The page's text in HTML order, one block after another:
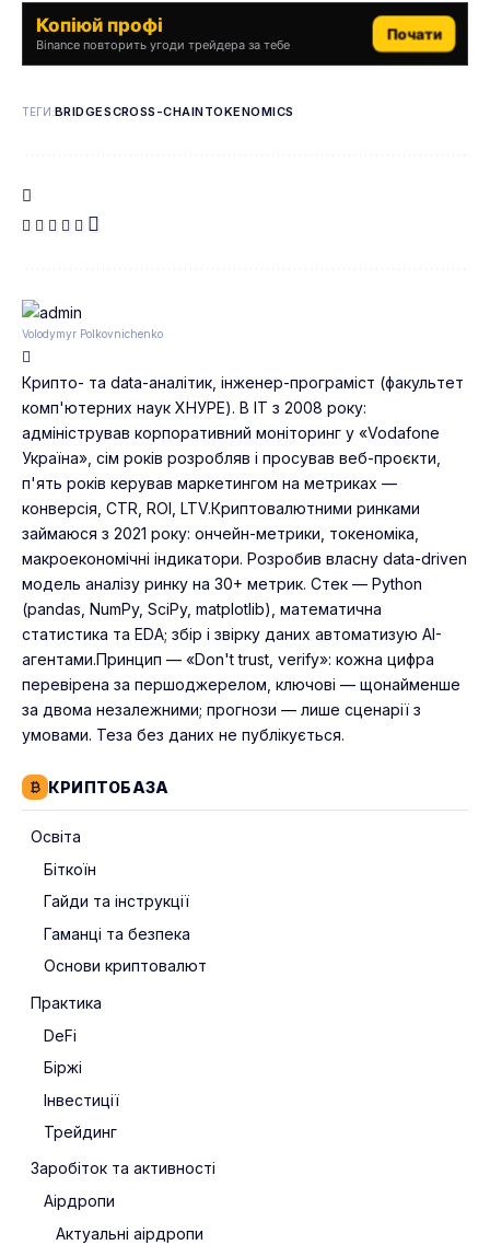
Копіюй профі
Binance повторить угоди трейдера за тебе
Почати
ТЕГИ:BRIDGESCROSS-CHAINTOKENOMICS
Volodymyr Polkovnichenko
Крипто- та data-аналітик, інженер-програміст (факультет
комп'ютерних наук ХНУРЕ). В IT з 2008 року:
адміністрував корпоративний моніторинг у «Vodafone
Україна», сім років розробляв і просував веб-проєкти,
п'ять років керував маркетингом на метриках —
конверсія, CTR, ROI, LTV.Криптовалютними ринками
займаюся з 2021 року: ончейн-метрики, токеноміка,
макроекономічні індикатори. Розробив власну data-driven
модель аналізу ринку на 30+ метрик. Стек — Python
(pandas, NumPy, SciPy, matplotlib), математична
статистика та EDA; збір і звірку даних автоматизую AI-
агентами.Принцип — «Don't trust, verify»: кожна цифра
перевірена за першоджерелом, ключові — щонайменше
за двома незалежними; прогнози — лише сценарії з
умовами. Теза без даних не публікується.
КРИПТОБАЗА
Освіта
Біткоїн
Гайди та інструкції
Гаманці та безпека
Основи криптовалют
Практика
DeFi
Біржі
Інвестиції
Трейдинг
Заробіток та активності
Аірдропи
Актуальні аірдропи